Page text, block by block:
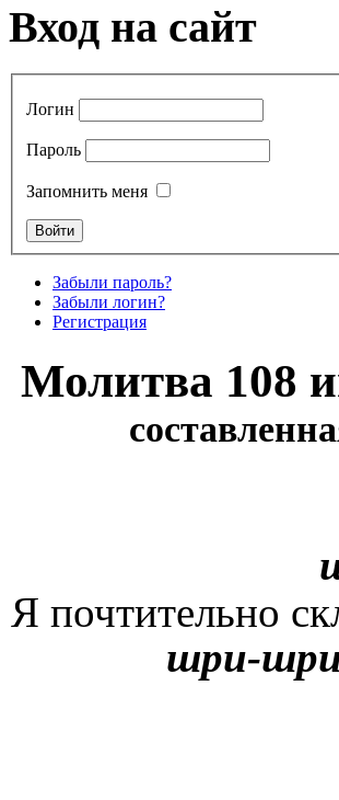
Вход на сайт
Логин
Пароль
Запомнить меня
Забыли пароль?
Забыли логин?
Регистрация
Молитва 108
Я почтительно
шри-